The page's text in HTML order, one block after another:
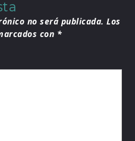
no será publicada. Los
con *